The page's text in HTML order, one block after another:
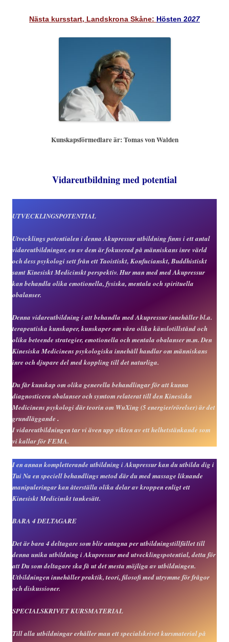
Nästa kursstart, Landskrona Skåne: Hösten 2027
Kunskapsförmedlare är: Tomas von Walden
Vidareutbildning med potential
UTVECKLINGSPOTENTIAL
Utvecklings potentialen i denna Akupressur utbildning finns i ett antal
vidareutbildningar, en av dem är fokuserad på människans inre värld
och dess psykologi sett från ett Taoistiskt, Konfucianskt, Buddhistiskt
samt Kinesiskt Medicinskt perspektiv. Hur man med med Akupressur
kan behandla olika emotionella, fysiska, mentala och spirituella
obalanser.
Denna vidareutbildning i att behandla med Akupressur innehåller bl.a.
terapeutiska kunskaper, kunskaper om våra olika känslotillstånd och
olika beteende strategier, emotionella och mentala obalanser m.m. Den
Kinesiska Medicinens psykologiska innehåll handlar om människans
inre och djupare del med koppling till det naturliga.
Du får kunskap om olika generella behandlingar för att kunna
diagnosticera obalanser och symtom relaterat till den Kinesiska
Medicinens psykologi där teorin om WuXing (5 energier/rörelser) är det
grundläggande .
I vidareutbildningen tar vi även upp vikten av ett helhetstänkande som
vi kallar för FEMA.
I en annan kompletterande utbildning i Akupressur kan du utbilda dig i
Tui Na en speciell behandlings metod där du med massage liknande
manipuleringar kan återställa olika delar av kroppen enligt ett
Kinesiskt Medicinskt tankesätt.
BARA 4 DELTAGARE
Det är bara 4 deltagare som blir antagna per utbildningstillfället till
denna unika utbildning i Akupressur med utvecklingspotential, detta för
att Du som deltagare ska få ut det mesta möjliga av utbildningen.
Utbildningen innehåller praktik, teori, filosofi med utrymme för frågor
och diskussioner.
SPECIALSKRIVET KURSMATERIAL
Till alla utbildningar erhåller man ett specialskrivet kursmaterial på